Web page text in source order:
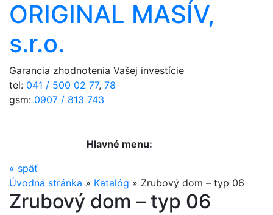
ORIGINAL MASÍV,
s.r.o.
Garancia zhodnotenia Vašej investície
tel: 041 / 500 02 77, 78
gsm: 0907 / 813 743
Hlavné menu:
« späť
Úvodná stránka » Katalóg » Zrubový dom – typ 06
Zrubový dom – typ 06